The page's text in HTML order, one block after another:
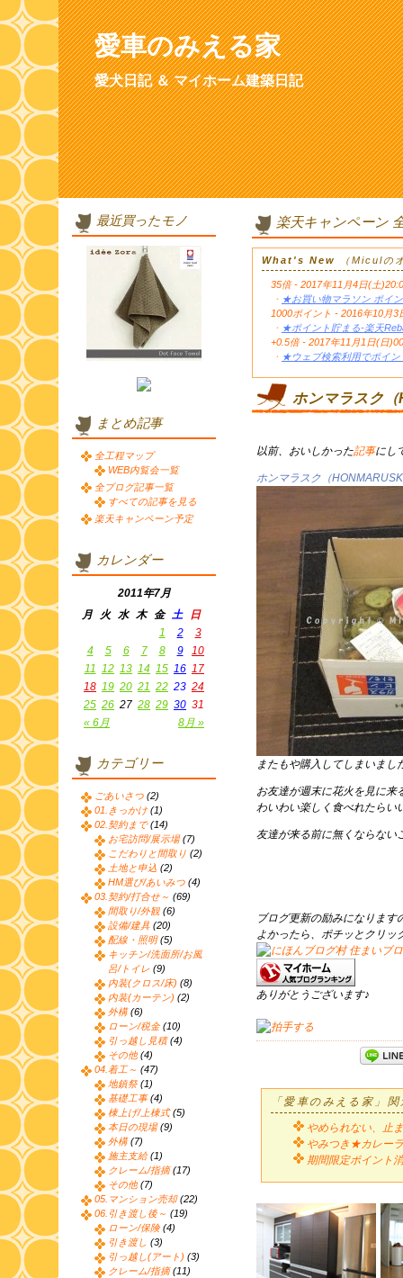
愛車のみえる家
愛犬日記 ＆ マイホーム建築日記
楽天キャンペーン
What's New （Miculの
35倍 - 2017年11月4日(土
・ ★お買い物マラソン ポイ
1000ポイント - 2016年10月
・ ★ポイント貯まる-楽天
+0.5倍 - 2017年11月1日(日
・ ★ウェブ検索利用でポイン
ホンマラスク（
以前、おいしかった記事にし
ホンマラスク（
またもや購入してしまいまし
お友達が週末に花火を見に来
わいわい楽しく食べれたらい
友達が来る前に無くならない
ブログ更新の励みになります
よかったら、ポチッとクリッ
ありがとうございます♪
「愛車のみえる家」
やめられない、止
やみつき★カレー
期間限定ポイント
最近買ったモノ
まとめ記事
全工程マップ
WEB内覧会一覧
全ブログ記事一覧
すべての記事を見る
楽天キャンペーン予定
カレンダー
2011年7月
月
火 水 木 金 土 日
« 6月 8月 »
1 2
3
4
5 6 7 8 9
10
11 12 13 14 15 16 17
18 19 20 21 22 23 24
25 26 27 28 29 30 31
カテゴリー
ごあいさつ (2)
01.きっかけ (1)
02.契約まで(14)
お宅訪問/展示場(7)
こだわりと間取り (2)
土地と申込 (2)
HM選び/あいみつ (4)
03.契約/打合せ～ (69)
間取り/外観 (6)
設備/建具 (20)
配線・照明(5)
キッチン/洗面所/お風
呂/トイレ (9)
内装(クロス/床) (8)
内装(カーテン) (2)
外構(6)
ローン/税金(10)
引っ越し見積(4)
その他 (4)
04.着工～ (47)
地鎮祭 (1)
基礎工事(4)
棟上げ/上棟式(5)
本日の現場(9)
外構(7)
施主支給(1)
クレーム/指摘(17)
その他 (7)
05.マンション売却(22)
06.引き渡し後～ (19)
ローン/保険(4)
引き渡し (3)
引っ越し(アート) (3)
クレーム/指摘(11)